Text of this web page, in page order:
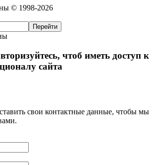
© 1998-2026
чтоб иметь доступ к
сайта
свои контактные данные, чтобы мы